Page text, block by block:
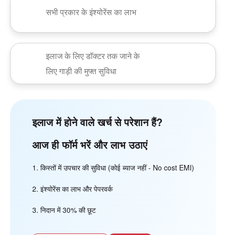
सभी प्रकार के इंश्योरेंस का लाभ
इलाज के लिए डॉक्टर तक जाने के
लिए गाड़ी की मुफ्त सुविधा
इलाज में होने वाले खर्च से परेशान हैं?
आज ही फॉर्म भरें और लाभ उठाएं
किस्तों में उपचार की सुविधा (कोई ब्याज नहीं - No cost EMI)
इंश्योरेंस का लाभ और पेपरवर्क
निदान में 30% की छूट